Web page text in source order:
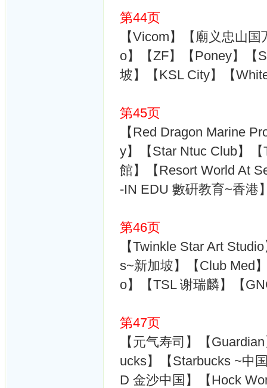
第44页
【Vicom】【廟义忠山
o】【ZF】【Poney】【
坡】【KSL City】【
第45页
【Red Dragon Marine
y】【Star Ntuc Club】
館】【Resort World At
-IN EDU 數硏教育~香港
第46页
【Twinkle Star Art
s~新加坡】【Club Med
o】【TSL 谢瑞麟】【
第47页
【元气寿司】【
ucks】【Starbucks ~中
D 金沙中国】【Hock